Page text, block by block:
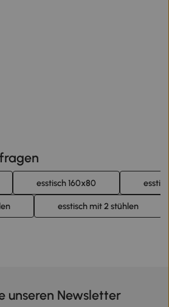
esstisch 160x80
esstisch mit 2 stühlen
unseren Newsletter